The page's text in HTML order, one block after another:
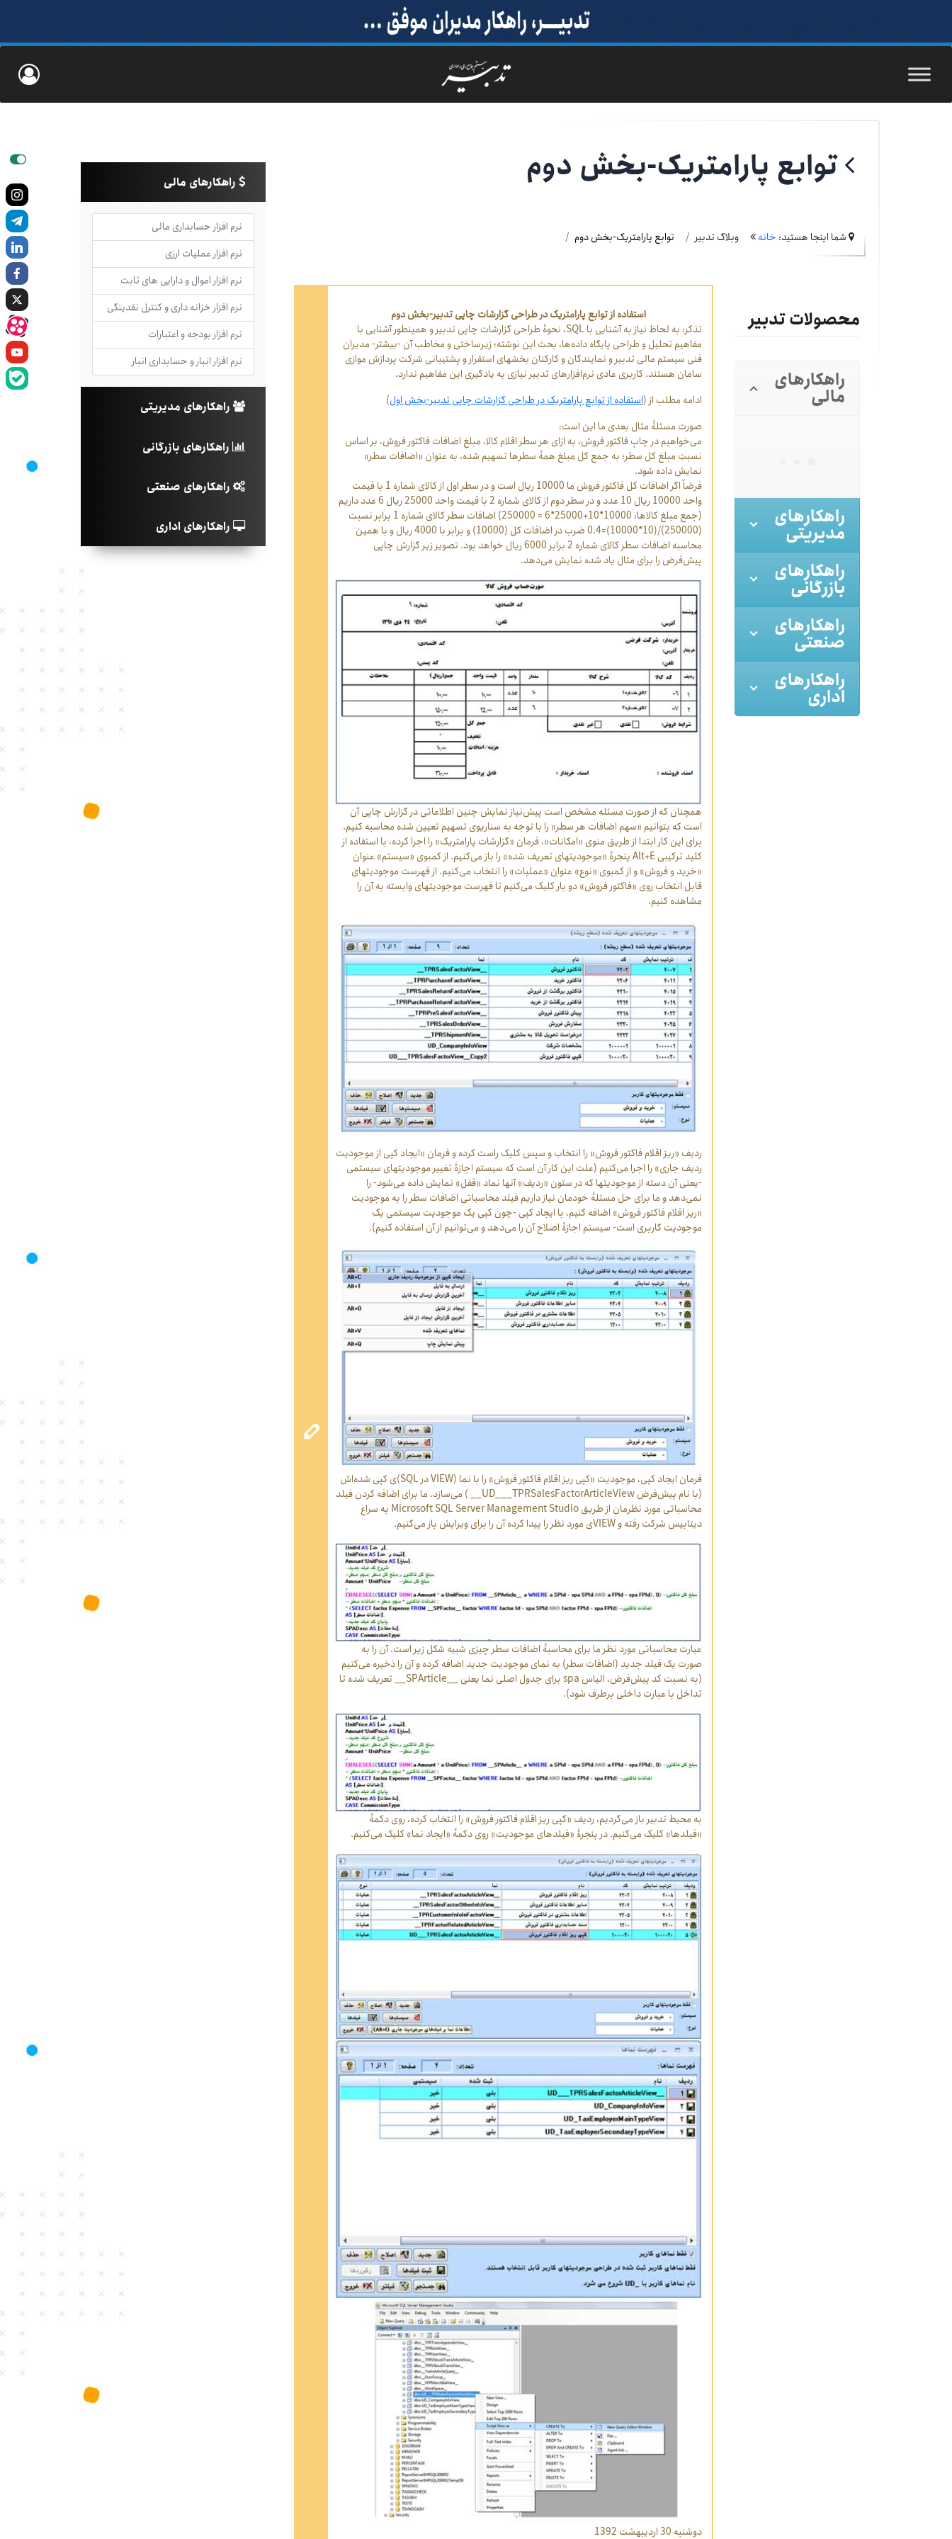
توابع پارامتریک-بخش دوم
شما اینجا هستید: خانه وبلاگ تدبیر توابع پارامتریک-بخش دوم
استفاده از توابع پارامتریک در طراحی گزارشات چاپی تدبیر-بخش دوم
تذکر: به لحاظ نیاز به آشنایی با SQL، نحوۀ طراحی گزارشات چاپی تدبیر و همینطور آشنایی با
مفاهیم تحلیل و طراحی پایگاه داده‌ها، بحث این نوشته؛ زیرساختی و مخاطب آن -بیشتر- مدیران
فنی سیستم مالی تدبیر و نمایندگان و کارکنان بخشهای استقرار و پشتیبانی شرکت پردازش موازی
سامان هستند. کاربری عادی نرم‌افزارهای تدبیر نیازی به یادگیری این مفاهیم ندارد.
ادامه مطلب از (استفاده از توابع پارامتریک در طراحی گزارشات چاپی تدبیر-بخش اول)
صورت مسئلۀ مثال بعدی ما این است:
می‌خواهیم در چاپ فاکتور فروش، به ازای هر سطر اقلام کالا، مبلغ اضافات فاکتور فروش، بر اساس
نسبتِ مبلغ کل سطر؛ به جمع کل مبلغ همۀ سطرها تسهیم شده، به عنوان «اضافات سطر»
نمایش داده شود.
فرضاً اگر اضافات کل فاکتور فروش ما 10000 ریال است و در سطر اول از کالای شماره 1 با قیمت
واحد 10000 ریال 10 عدد و در سطر دوم از کالای شماره 2 با قیمت واحد 25000 ریال 6 عدد داریم
(جمع مبلغ کالاها: 10000*10+25000*6 = 250000) اضافات سطر کالای شماره 1 برابر نسبت
(250000)/(10*10000)=0.4 ضرب در اضافات کل (10000) و برابر با 4000 ریال و با همین
محاسبه اضافات سطر کالای شماره 2 برابر 6000 ریال خواهد بود. تصویر زیر گزارش چاپی
پیش‌فرض را برای مثال یاد شده نمایش می‌دهد.
همچنان که از صورت مسئله مشخص است پیش‌نیاز نمایش چنین اطلاعاتی در گزارش چاپی آن
است که بتوانیم «سهم اضافات هر سطر» را با توجه به سناریوی تسهیم تعیین شده محاسبه کنیم.
برای این کار ابتدا از طریق منوی «امکانات»، فرمان «گزارشات پارامتریک» را اجرا کرده، با استفاده از
کلید ترکیبی Alt+E پنجرۀ «موجودیتهای تعریف شده» را باز می‌کنیم. از کمبوی «سیستم» عنوان
«خرید و فروش» و از کمبوی «نوع» عنوان «عملیات» را انتخاب می‌کنیم. از فهرست موجودیتهای
قابل انتخاب روی «فاکتور فروش» دو بار کلیک می‌کنیم تا فهرست موجودیتهای وابسته به آن را
مشاهده کنیم.
ردیف «ریز اقلام فاکتور فروش» را انتخاب و سپس کلیک راست کرده و فرمان «ایجاد کپی از موجودیت
ردیف جاری» را اجرا می‌کنیم (علت این کار آن است که سیستم اجازۀ تغییر موجودیتهای سیستمی
-یعنی آن دسته از موجودیتها که در ستون «ردیف» آنها نماد «قفل» نمایش داده می‌شود- را
نمی‌دهد و ما برای حل مسئلۀ خودمان نیاز داریم فیلد محاسباتی اضافات سطر را به موجودیت
«ریز اقلام فاکتور فروش» اضافه کنیم، با ایجاد کپی -چون کپی یک موجودیت سیستمی یک
موجودیت کاربری است- سیستم اجازۀ اصلاح آن را می‌دهد و می‌توانیم از آن استفاده کنیم).
فرمان ایجاد کپی، موجودیت «کپی ریز اقلام فاکتور فروش» را با نما (VIEW در SQL)ی کپی شده‌اش
(با نام پیش‌فرض UD___TPRSalesFactorArticleView__ ) می‌سازد. ما برای اضافه کردن فیلد
محاسباتی مورد نظرمان از طریق Microsoft SQL Server Management Studio به سراغ
دیتابیس شرکت رفته و VIEWی مورد نظر را پیدا کرده آن را برای ویرایش باز می‌کنیم.
عبارت محاسباتی مورد نظر ما برای محاسبۀ اضافات سطر چیزی شبیه شکل زیر است. آن را به
صورت یک فیلد جدید (اضافات سطر) به نمای موجودیت جدید اضافه کرده و آن را ذخیره می‌کنیم
(به نسبت کد پیش‌فرض، الیاس spa برای جدول اصلی نما یعنی __SPArticle__ تعریف شده تا
تداخل با عبارت داخلی برطرف شود).
به محیط تدبیر باز می‌گردیم، ردیف «کپی ریز اقلام فاکتور فروش» را انتخاب کرده، روی دکمۀ
«فیلدها» کلیک می‌کنیم. در پنجرۀ «فیلدهای موجودیت» روی دکمۀ «ایجاد نما» کلیک می‌کنیم.
دوشنبه 30 اردیبهشت 1392
محصولات تدبیر
راهکارهای
مالی
راهکارهای
مدیریتی
راهکارهای
بازرگانی
راهکارهای
صنعتی
راهکارهای
اداری
راهکارهای مالی
نرم افزار حسابداری مالی
نرم افزار عملیات ارزی
نرم افزار اموال و دارایی های ثابت
نرم افزار خزانه داری و کنترل نقدینگی
نرم افزار بودجه و اعتبارات
نرم افزار انبار و حسابداری انبار
راهکارهای مدیریتی
راهکارهای بازرگانی
راهکارهای صنعتی
راهکارهای اداری